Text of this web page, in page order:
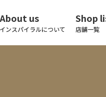
About us
インスパイラルについて
Shop
店舗一覧